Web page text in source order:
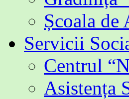
Școala
Servicii
Centrul
Asistența